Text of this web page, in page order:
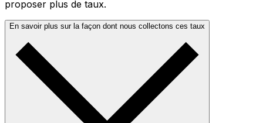
proposer plus de taux.
En savoir plus sur la façon dont nous collectons ces taux